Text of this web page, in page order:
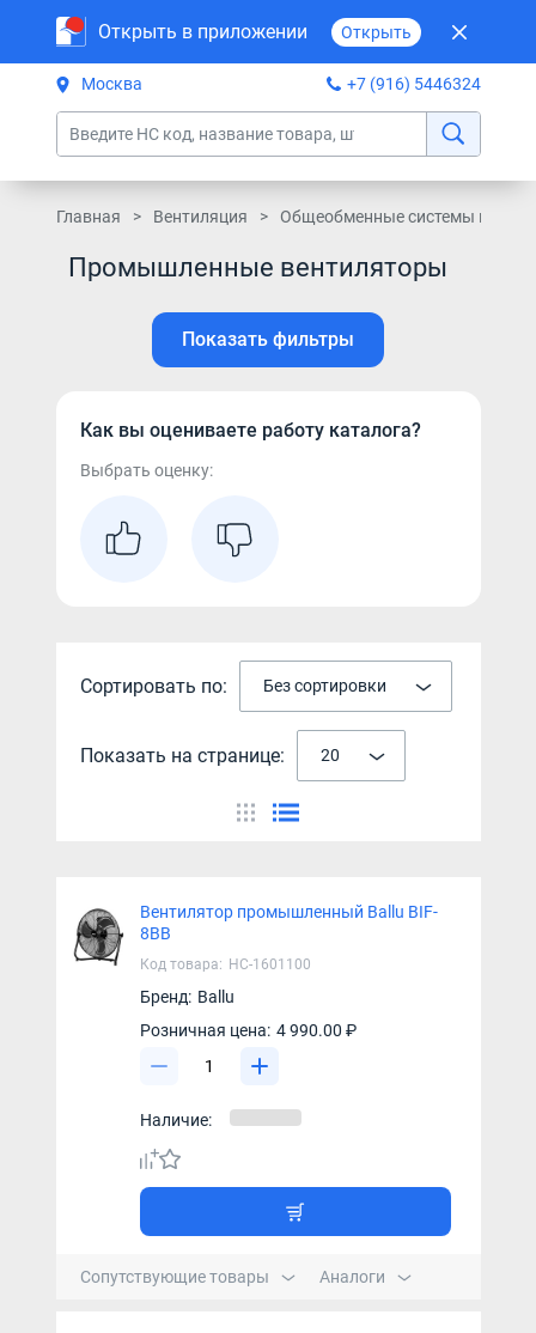
Открыть в приложении Открыть
Москва +7 (916) 5446324
Главная Вентиляция Общеобменные системы
Промышленные вентиляторы
Показать фильтры
Как вы оцениваете работу каталога?
Выбрать оценку:
Сортировать по: Без сортировки
Показать на странице: 20
Вентилятор промышленный Ballu BIF-
8BB
Код товара: НС-1601100
Бренд: Ballu
Розничная цена: 4 990.00 ₽
Наличие:
Сопутствующие товары Аналоги